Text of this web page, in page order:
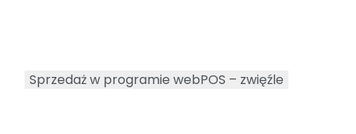
Sprzedaż w programie webPOS – zwięźle